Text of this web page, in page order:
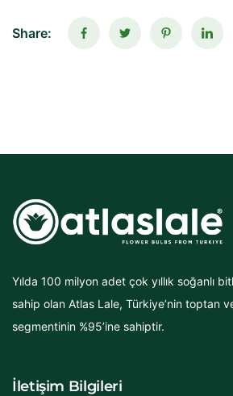
Share:
Yılda 100 milyon adet çok yıllık soğanlı
sahip olan Atlas Lale, Türkiye’nin toptan
segmentinin %95’ine sahiptir.
İletişim Bilgileri